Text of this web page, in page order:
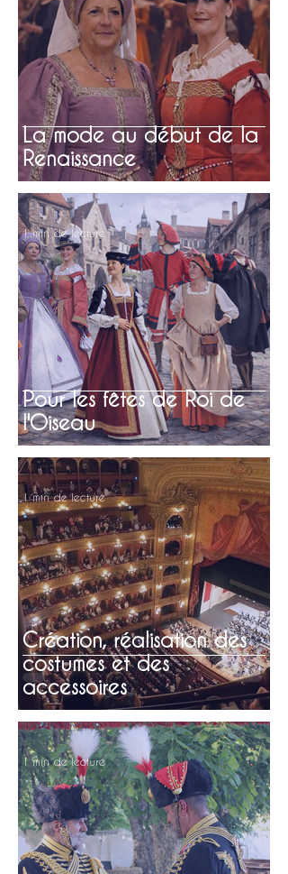
La mode au début de la
Renaissance
Pour les fêtes de Roi de
l'Oiseau
1 min de lecture
Création, réalisation des
costumes et des
accessoires
1 min de lecture
1 min de lecture